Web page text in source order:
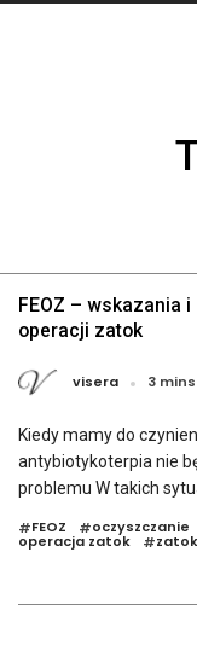
FEOZ – wskazania
operacji zatok
visera 3
Kiedy mamy do
antybiotykoterpia nie
problemu W takich
#FEOZ #oczyszczanie
operacja zatok #